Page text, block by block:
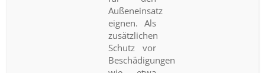
Außeneinsatz
eignen. Als
zusätzlichen
Schutz vor
Beschädigungen